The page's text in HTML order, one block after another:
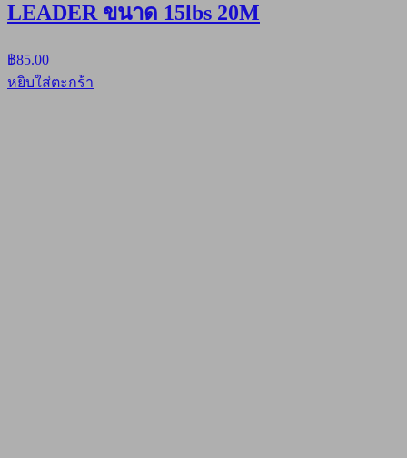
LEADER ขนาด 15lbs 20M
฿85.00
หยิบใส่ตะกร้า